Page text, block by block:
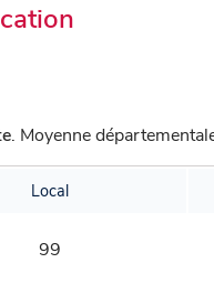
. Moyenne
Local
99